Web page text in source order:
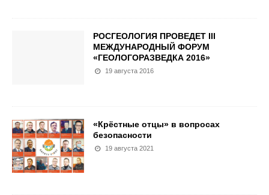
РОСГЕОЛОГИЯ ПРОВЕДЕТ III
МЕЖДУНАРОДНЫЙ ФОРУМ
«ГЕОЛОГОРАЗВЕДКА 2016»
19 августа 2016
«Крёстные отцы» в вопросах
безопасности
19 августа 2021